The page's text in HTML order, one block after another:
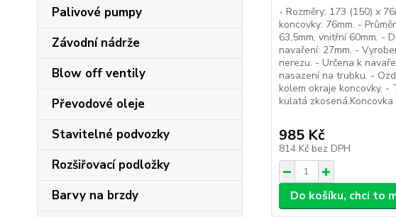
Palivové pumpy
Závodní nádrže
Blow off ventily
Převodové oleje
Stavitelné podvozky
Rozšiřovací podložky
Barvy na brzdy
- Rozměry: 173 (150) x
koncovky: 76mm. -
63,5mm, vnitřní 60mm. -
navaření: 27mm. -
nerezu. - Určena k
nasazení na trubku. -
kolem okraje koncovky. -
kulatá zkosená.Koncovka
985 Kč
814 Kč bez DPH
Do košíku, chci to